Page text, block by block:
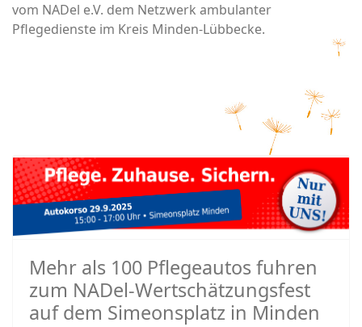
vom NADel e.V. dem Netzwerk ambulanter
Pflegedienste im Kreis Minden-Lübbecke.
Mehr als 100 Pflegeautos fuhren
zum NADel-Wertschätzungsfest
auf dem Simeonsplatz in Minden